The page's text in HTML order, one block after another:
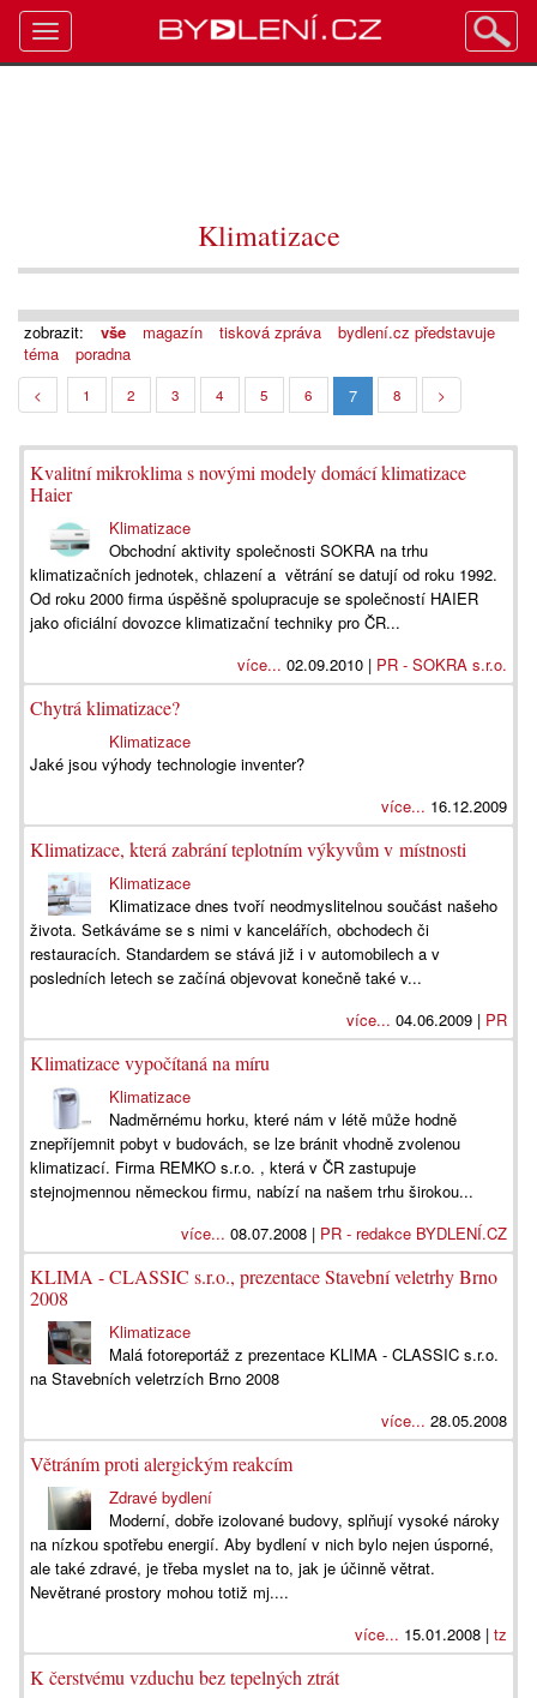
Klimatizace
zobrazit: vše magazín tisková zpráva
bydlení.cz představuje
téma
poradna
< 1 2 3 4 5 6 7 8 >
Kvalitní mikroklima s novými modely domácí klimatizace
Haier
Klimatizace
Obchodní aktivity společnosti SOKRA na trhu
klimatizačních jednotek, chlazení a větrání se datují od roku 1992.
Od roku 2000 firma úspěšně spolupracuje se společností HAIER
jako oficiální dovozce klimatizační techniky pro ČR...
více... 02.09.2010 | PR - SOKRA s.r.o.
Chytrá klimatizace?
Klimatizace
Jaké jsou výhody technologie inventer?
více... 16.12.2009
Klimatizace, která zabrání teplotním výkyvům v místnosti
Klimatizace
Klimatizace dnes tvoří neodmyslitelnou součást našeho
života. Setkáváme se s nimi v kancelářích, obchodech či
restauracích. Standardem se stává již i v automobilech a v
posledních letech se začíná objevovat konečně také v...
více... 04.06.2009 | PR
Klimatizace vypočítaná na míru
Klimatizace
Nadměrnému horku, které nám v létě může hodně
znepříjemnit pobyt v budovách, se lze bránit vhodně zvolenou
klimatizací. Firma REMKO s.r.o. , která v ČR zastupuje
stejnojmennou německou firmu, nabízí na našem trhu širokou...
více... 08.07.2008 | PR - redakce BYDLENÍ.CZ
KLIMA - CLASSIC s.r.o., prezentace Stavební veletrhy Brno
2008
Klimatizace
Malá fotoreportáž z prezentace KLIMA - CLASSIC s.r.o.
na Stavebních veletrzích Brno 2008
více... 28.05.2008
Větráním proti alergickým reakcím
Zdravé bydlení
Moderní, dobře izolované budovy, splňují vysoké nároky
na nízkou spotřebu energií. Aby bydlení v nich bylo nejen úsporné,
ale také zdravé, je třeba myslet na to, jak je účinně větrat.
Nevětrané prostory mohou totiž mj....
více... 15.01.2008 | tz
K čerstvému vzduchu bez tepelných ztrát
Toggle
navigation